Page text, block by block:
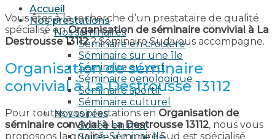
Accueil
Nos prestations
Nos séminaires
Séminaire en croisière
Séminaire sur une île
Séminaire au vert
Séminaire oenologique
Séminaire sportif
Séminaire culturel
Nos soirées
Soirée en mer
Vous êtes à la recherche d’un prestataire de qualité
spécialisé enOrganisation de séminaire convivial à La
Destrousse 13112? Séminaire Sud vous accompagne.
Organisation de séminaire
convivial à La Destrousse 13112
Pour toutes vos prestations en Organisation de
séminaire convivial à La Destrousse 13112, nous vous
proposons la qualité. Séminaire Sud est spécialisé